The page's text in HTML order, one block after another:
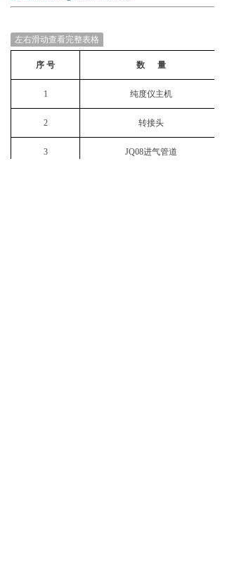
左右滑动查看完整表格
序 号 数 量
1 纯度仪主机
2 转接头
3 JQ08进气管道